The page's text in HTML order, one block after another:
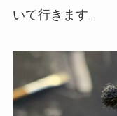
いて行きます。